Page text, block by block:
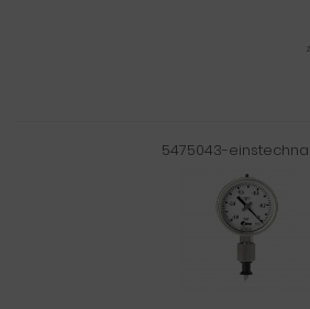
5475043-